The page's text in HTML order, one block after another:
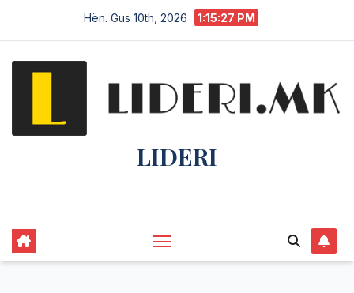
Hën. Gus 10th, 2026 1:15:28 PM
LIDERI